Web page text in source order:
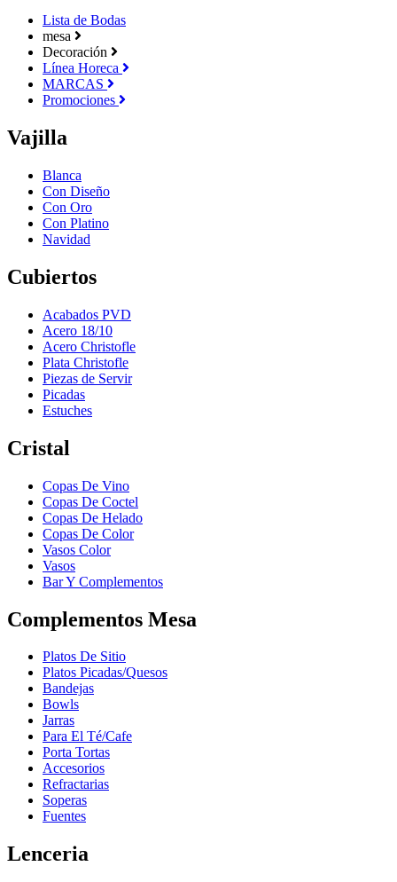
Lista de Bodas
mesa
Decoración
Línea Horeca
MARCAS
Promociones
Vajilla
Blanca
Con Diseño
Con Oro
Con Platino
Navidad
Cubiertos
Acabados PVD
Acero 18/10
Acero Christofle
Plata Christofle
Piezas de Servir
Picadas
Estuches
Cristal
Copas De Vino
Copas De Coctel
Copas De Helado
Copas De Color
Vasos Color
Vasos
Bar Y Complementos
Complementos Mesa
Platos De Sitio
Platos Picadas/Quesos
Bandejas
Bowls
Jarras
Para El Té/Cafe
Porta Tortas
Accesorios
Refractarias
Soperas
Fuentes
Lenceria